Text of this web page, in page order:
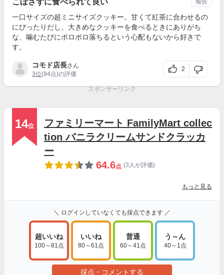
一口サイズの超ミニサイズクッキー。甘くて紅茶に合わせるの
にぴったりだし、大きめなクッキーを食べるときにありがち
な、噛むたびにポロポロ落ちるという心配もないから好きで
す。
コモド店長さん
3位(94点)の評価
2
報告
スポンサーリンク
14位
ファミリーマート FamilyMart collec
tion バニラクリームサンドクラッカ
ー
64.6点 (3人が評価)
もっと見る
＼ ログインしていなくても採点できます ／
超いいね
100～81点
いいね
80～61点
普通
60～41点
う～ん
40～1点
採点・コメントする